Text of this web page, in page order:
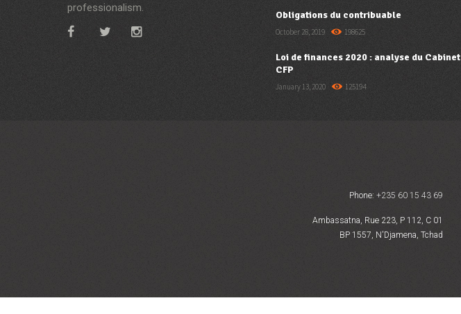
professionalism.
Obligations du contribuable
October 28, 2019 198625
Loi de finances 2020 : analyse du Cabinet
CFP
January 13, 2020 125194
Phone: +235 60 15 43 69
Ambassatna, Rue 223, P 112, C 01
BP 1557, N'Djamena, Tchad